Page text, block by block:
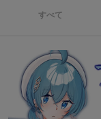
すべて